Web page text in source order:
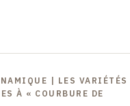
| LES VARIÉTÉS
À « COURBURE DE